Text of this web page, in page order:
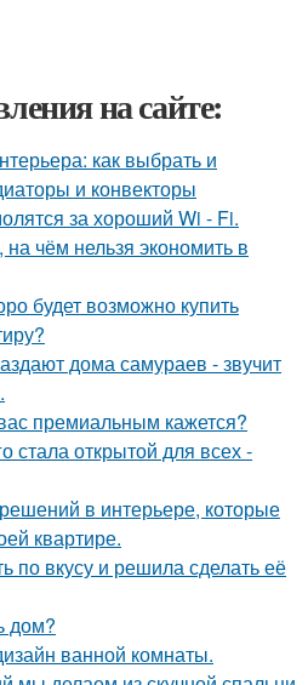
на сайте:
как выбрать и
и конвекторы
за хороший Wi - Fi.
чём нельзя экономить в
будет возможно купить
дома самураев - звучит
премиальным кажется?
стала открытой для всех -
в интерьере, которые
квартире.
по вкусу и решила сделать её
дом?
ванной комнаты.